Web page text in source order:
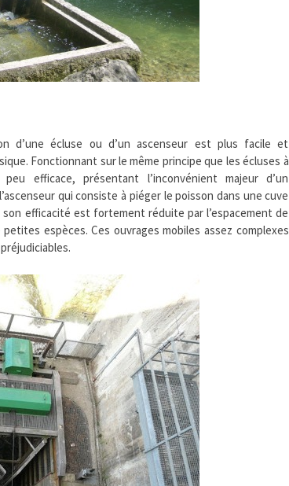
d’une écluse ou d’un ascenseur est plus facile et
Fonctionnant sur le même principe que les écluses à
efficace, présentant l’inconvénient majeur d’un
qui consiste à piéger le poisson dans une cuve
efficacité est fortement réduite par l’espacement de
espèces. Ces ouvrages mobiles assez complexes